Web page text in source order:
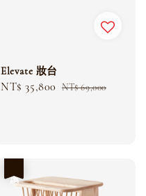
Elevate 妝台
Sale
NT$ 35,800 Regular
NT$ 69,000